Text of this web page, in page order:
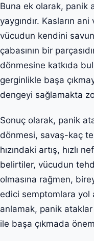
Buna ek olarak, panik
yaygındır. Kasların
vücudun kendini
çabasının bir
dönmesine katkıda
gerginlikle başa
dengeyi sağlamakta
Sonuç olarak, panik
dönmesi, savaş-kaç
hızındaki artış, hızlı
belirtiler, vücudun
olmasına rağmen,
edici semptomlara yol
anlamak, panik
ile başa çıkmada